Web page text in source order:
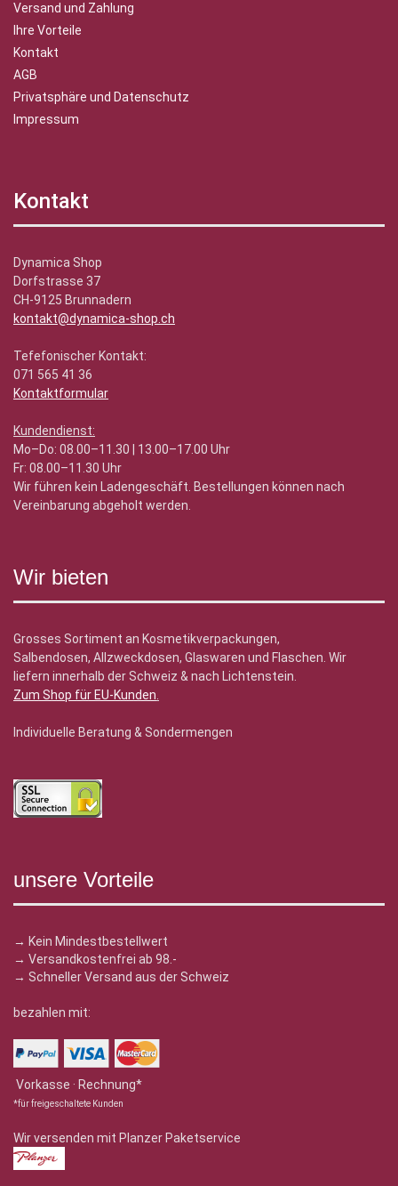
Versand und Zahlung
Ihre Vorteile
Kontakt
AGB
Privatsphäre und Datenschutz
Impressum
Kontakt
Dynamica Shop
Dorfstrasse 37
CH-9125 Brunnadern
kontakt@dynamica-shop.ch
Tefefonischer Kontakt:
071 565 41 36
Kontaktformular
Kundendienst:
Mo–Do: 08.00–11.30 | 13.00–17.00 Uhr
Fr: 08.00–11.30 Uhr
Wir führen kein Ladengeschäft. Bestellungen können nach
Vereinbarung abgeholt werden.
Wir bieten
Grosses Sortiment an Kosmetikverpackungen,
Salbendosen, Allzweckdosen, Glaswaren und Flaschen. Wir
liefern innerhalb der Schweiz & nach Lichtenstein.
Zum Shop für EU-Kunden.
Individuelle Beratung & Sondermengen
unsere Vorteile
→ Kein Mindestbestellwert
→ Versandkostenfrei ab 98.-
→ Schneller Versand aus der Schweiz
bezahlen mit:
Vorkasse · Rechnung*
*für freigeschaltete Kunden
Wir versenden mit Planzer Paketservice